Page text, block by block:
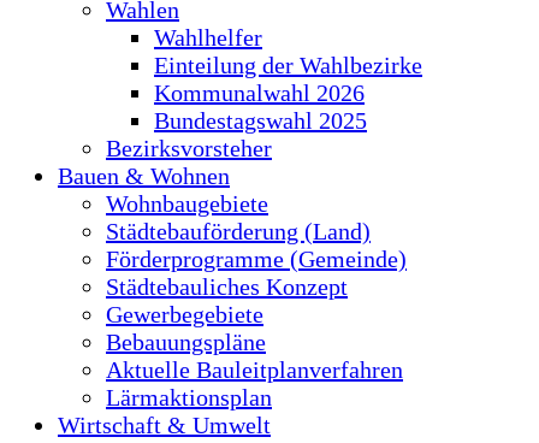
Wahlen
Wahlhelfer
Einteilung der Wahlbezirke
Kommunalwahl 2026
Bundestagswahl 2025
Bezirksvorsteher
Bauen & Wohnen
Wohnbaugebiete
Städtebauförderung (Land)
Förderprogramme (Gemeinde)
Städtebauliches Konzept
Gewerbegebiete
Bebauungspläne
Aktuelle Bauleitplanverfahren
Lärmaktionsplan
Wirtschaft & Umwelt